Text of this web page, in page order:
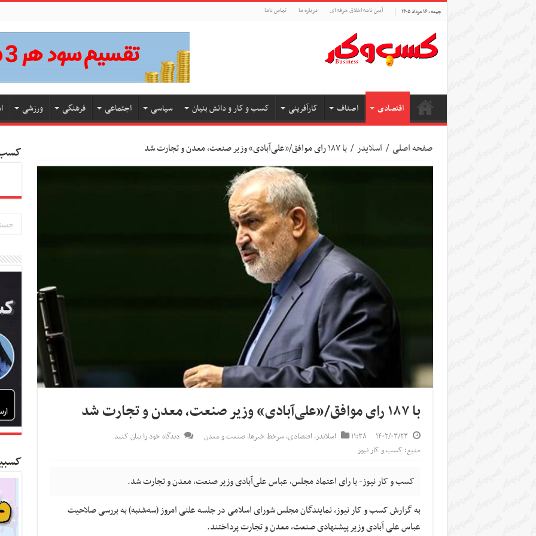
جمعه , ۱۶ مرداد ۱۴۰۵ آیین نامه اخلاق حرفه ای درباره ما تماس باما
اقتصادی اصناف کارآفرینی کسب و کار و دانش بنیان سیاسی اجتماعی فرهنگی ورزشی
صفحه اصلی / اسلایدر / با ۱۸۷ رای موافق/«علی‌آبادی» وزیر صنعت، معدن و تجارت شد
با ۱۸۷ رای موافق/«علی‌آبادی» وزیر صنعت، معدن و تجارت شد
۱۴۰۲/۰۳/۲۳ ۱۱:۳۸ اسلایدر,اقتصادی,سرخط خبرها,صنعت و معدن
دیدگاه خود را بیان کنید
منبع: کسب و کار نیوز
کسب و کار نیوز- با رای اعتماد مجلس، عباس علی‌آبادی وزیر صنعت، معدن و تجارت شد.
به گزارش کسب و کار نیوز، نمایندگان مجلس شورای اسلامی در جلسه علنی امروز (سه‌شنبه) به بررسی صلاحیت
عباس علی آبادی وزیر پیشنهادی صنعت، معدن و تجارت پرداختند.
کسب